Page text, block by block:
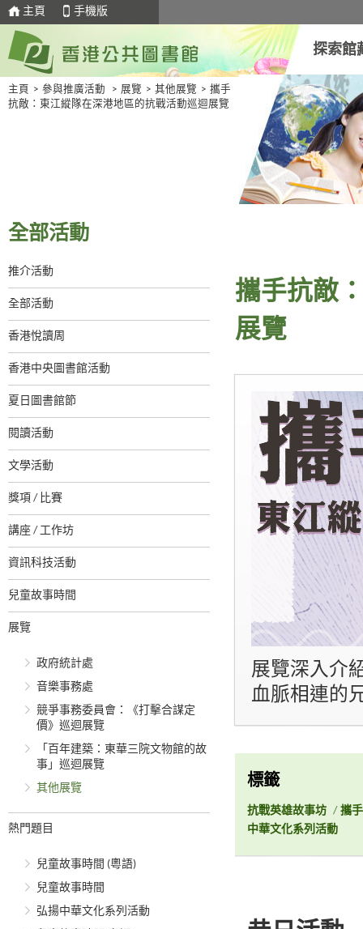
主頁 手機版
探索館
主頁 > 參與推廣活動 > 展覽 > 其他展覽 > 攜手
抗敵：東江縱隊在深港地區的抗戰活動巡迴展覽
全部活動
推介活動
全部活動
香港悅讀周
香港中央圖書館活動
夏日圖書館節
閱讀活動
文學活動
獎項 / 比賽
講座 / 工作坊
資訊科技活動
兒童故事時間
展覽
政府統計處
音樂事務處
競爭事務委員會：《打擊合謀定
價》巡迴展覽
「百年建築：東華三院文物館的故
事」巡迴展覽
其他展覽
熱門題目
兒童故事時間 (粵語)
兒童故事時間
弘揚中華文化系列活動
攜手抗敵
展覽
展覽深入介
血脈相連的
標籤
抗戰英雄故事坊 / 攜
中華文化系列活動